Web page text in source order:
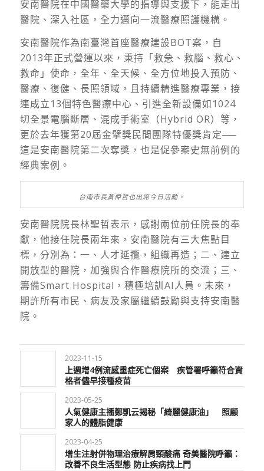
安南醫院在中國醫藥大學的指導與支援下，能走出
醫院、深入社區，全力邁向一流醫療照護機構。
安南醫院作為南臺灣首座醫療建設BOT案，自
2013年正式營運以來，秉持「救急、救腦、救心、
救命」使命，全年、全天候、全方位地投入預防、
醫療、復健、長照領域，且持續精進醫療專業，接
連成立13個特色醫療中心、引進全新設備如1024
切全景電腦斷層、混成手術室（Hybrid OR）等，
更於去年獲第20屆金擘獎民間團隊特優獎肯定──
這是安南醫院第二次奪獎，也是促參案史無前例的
經典案例。
台南市長黃偉哲也出席今日活動。
安南醫院院長林聖哲表示，感謝兩位前任院長的奉
獻，他接任院長兩年來，安南醫院有三大焦點目
標，分別為：一、人才延攬，組織再造；二、建立
開放型的醫院，加強與合作醫療院所的交流；三、
籌備Smart Hospital，積極培訓AI人員。未來，
期許所有市民、病友及家屬繼續鼓勵與支持安南醫
院。
2023-11-15
上週增4例流感重症死亡個案 疾管署呼籲符合資
格者儘早接種疫苗
2023-05-25
人氣健康主播鄭凱云揭秘「綺麗健康油」 照顧
家人的體脂健康
2023-04-25
增生注射併物理治療解肩頸酸痛 奇美醫院呼籲：
改善不良生活型態 防止疾病找上門